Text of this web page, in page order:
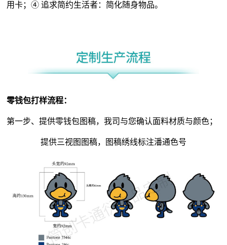
用卡；④ 追求简约生活者：简化随身物品。
零钱包打样流程：
第一步、提供零钱包图稿，我司与您确认面料材质与颜色；
提供三视图图稿，图稿绣线标注潘通色号